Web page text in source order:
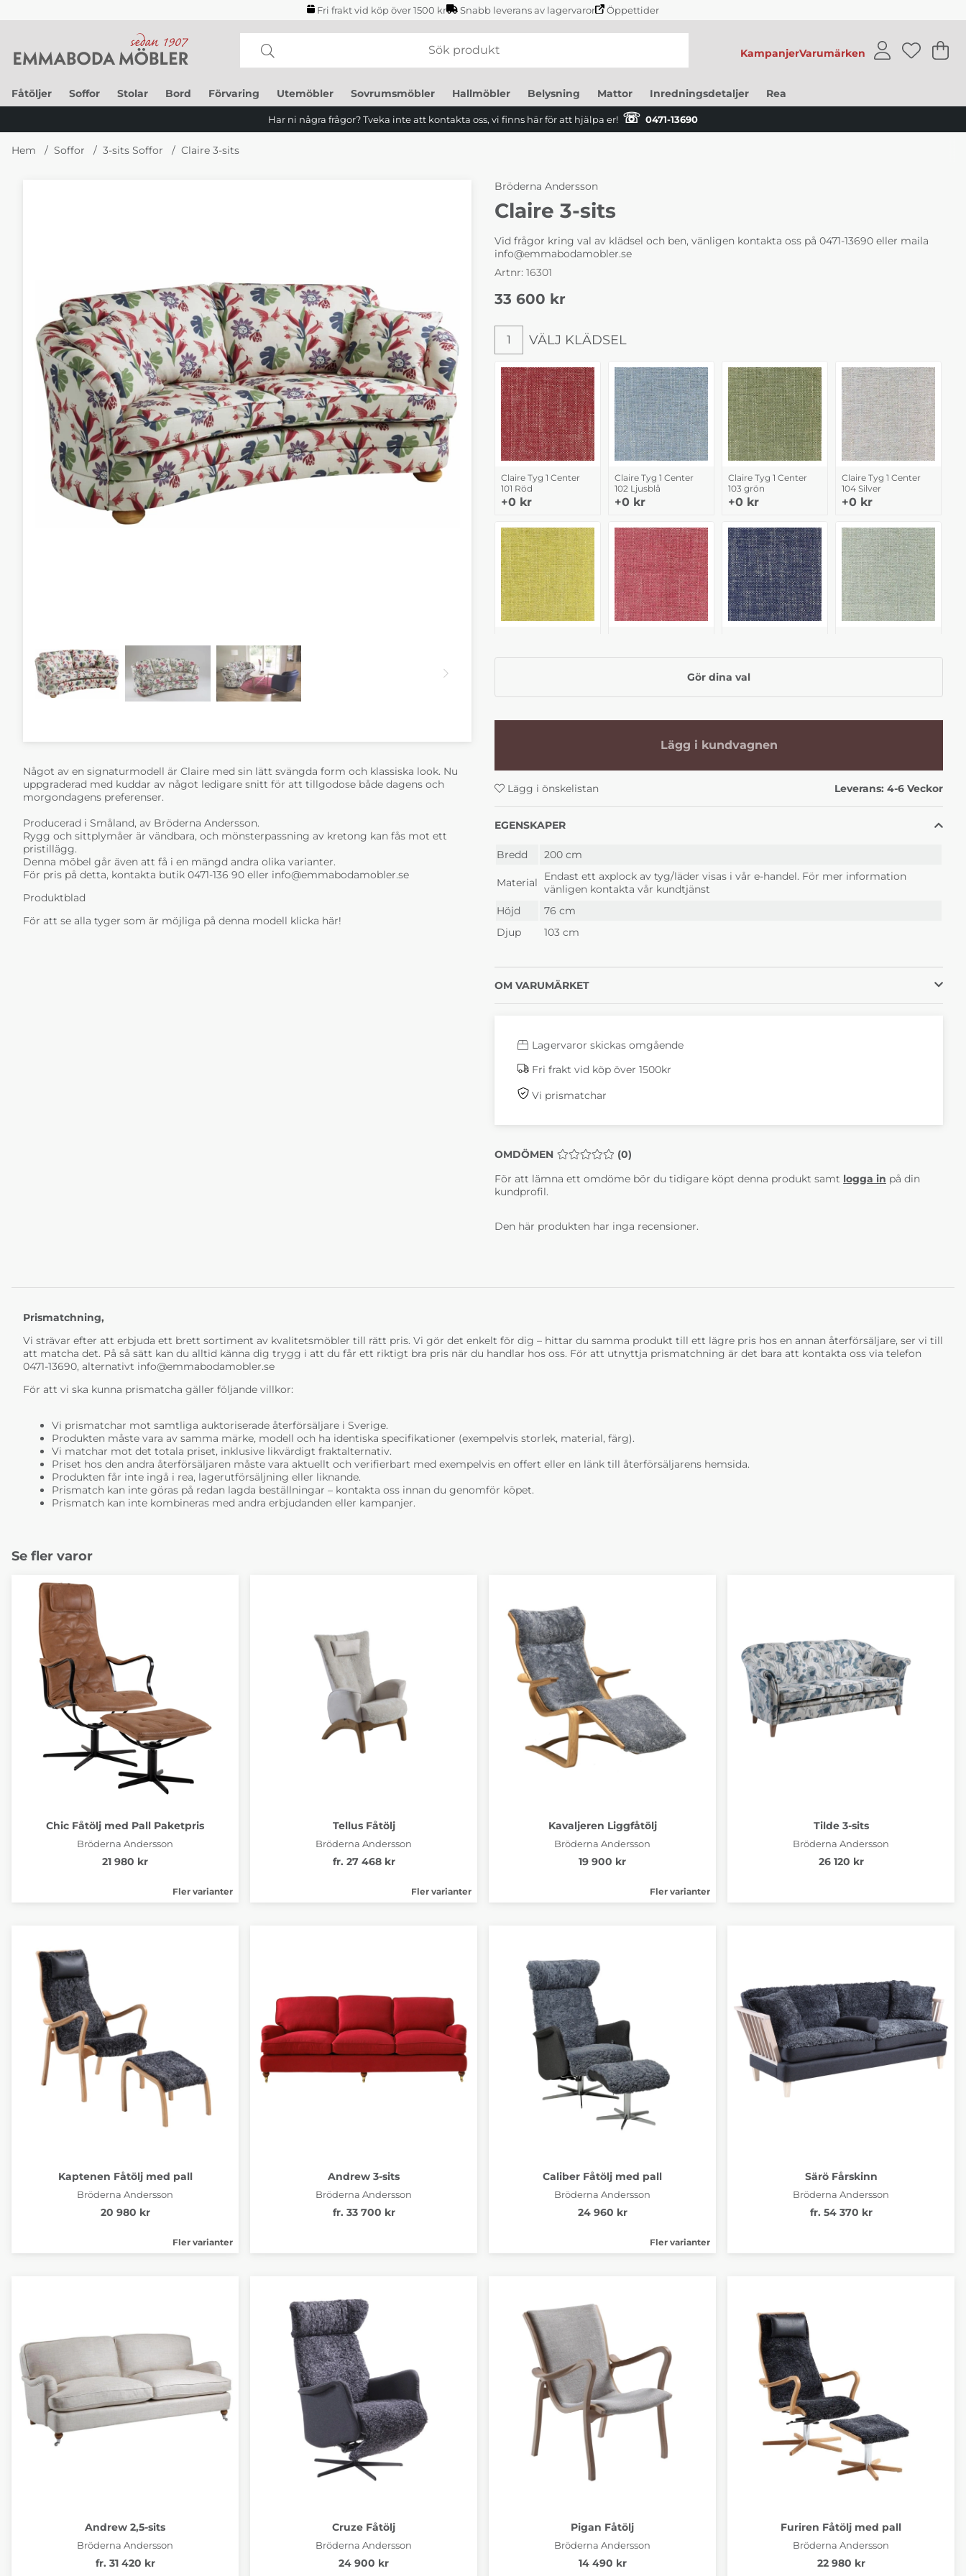
Fri frakt vid köp över 1500 kr Snabb leverans av lagervaror Öppettider
KampanjerVarumärken .
Fåtöljer Soffor Stolar Bord Förvaring Utemöbler Sovrumsmöbler Hallmöbler Belysning Mattor Inredningsdetaljer Rea
Har ni några frågor? Tveka inte att kontakta oss, vi finns här för att hjälpa er! ☏ 0471-13690
Hem Soffor 3-sits Soffor Claire 3-sits
Något av en signaturmodell är Claire med sin lätt svängda form och klassiska look. Nu
uppgraderad med kuddar av något ledigare snitt för att tillgodose både dagens och
morgondagens preferenser.
Producerad i Småland, av Bröderna Andersson.
Rygg och sittplymåer är vändbara, och mönsterpassning av kretong kan fås mot ett
pristillägg.
Denna möbel går även att få i en mängd andra olika varianter.
För pris på detta, kontakta butik 0471-136 90 eller info@emmabodamobler.se
Produktblad
För att se alla tyger som är möjliga på denna modell klicka här!
Bröderna Andersson
Claire 3-sits
Vid frågor kring val av klädsel och ben, vänligen kontakta oss på 0471-13690 eller maila
info@emmabodamobler.se
Artnr: 16301
33 600 kr
1 VÄLJ KLÄDSEL
Claire Tyg 1 Center
101 Röd
+0 kr
Claire Tyg 1 Center
102 Ljusblå
+0 kr
Claire Tyg 1 Center
103 grön
+0 kr
Claire Tyg 1 Center
104 Silver
+0 kr
+0 kr +0 kr +0 kr +0 kr
114 Grå
+0 kr
116 Beige
122 Mineral
126 Natur
05 Gul
+4 200 kr
09 Svart
16 Beige
22 Blå
002 Cream
003 Brown
006 Noce
012 Silk
Claire Läder Grand
+13 460 kr
Claire Läder Grand
+13 460 kr +13 460 kr
009 Black
+13 460 kr
Gör dina val
Lägg i kundvagnen
Lägg i önskelistan Leverans: 4-6 Veckor
EGENSKAPER
Bredd 200 cm
Material
Endast ett axplock av tyg/läder visas i vår e-handel. För mer information
vänligen kontakta vår kundtjänst
Höjd
76 cm
Djup
103 cm
OM VARUMÄRKET
Lagervaror skickas omgående
Fri frakt vid köp över 1500kr
Vi prismatchar
OMDÖMEN MEDELBETYG 0 AV 5 ANTAL BETYG 0
(0)
För att lämna ett omdöme bör du tidigare köpt denna produkt samt logga in på din
kundprofil.
Den här produkten har inga recensioner.
Prismatchning,
Vi strävar efter att erbjuda ett brett sortiment av kvalitetsmöbler till rätt pris. Vi gör det enkelt för dig – hittar du samma produkt till ett lägre pris hos en annan återförsäljare, ser vi till
att matcha det. På så sätt kan du alltid känna dig trygg i att du får ett riktigt bra pris när du handlar hos oss. För att utnyttja prismatchning är det bara att kontakta oss via telefon
0471-13690, alternativt info@emmabodamobler.se
För att vi ska kunna prismatcha gäller följande villkor:
Vi prismatchar mot samtliga auktoriserade återförsäljare i Sverige.
Produkten måste vara av samma märke, modell och ha identiska specifikationer (exempelvis storlek, material, färg).
Vi matchar mot det totala priset, inklusive likvärdigt fraktalternativ.
Priset hos den andra återförsäljaren måste vara aktuellt och verifierbart med exempelvis en offert eller en länk till återförsäljarens hemsida.
Produkten får inte ingå i rea, lagerutförsäljning eller liknande.
Prismatch kan inte göras på redan lagda beställningar – kontakta oss innan du genomför köpet.
Prismatch kan inte kombineras med andra erbjudanden eller kampanjer.
Se fler varor
Chic Fåtölj med Pall Paketpris
Bröderna Andersson
21 980 kr
Fler varianter
Tellus Fåtölj
Bröderna Andersson
fr. 27 468 kr
Fler varianter
Kavaljeren Liggfåtölj
Bröderna Andersson
19 900 kr
Fler varianter
Tilde 3-sits
Bröderna Andersson
26 120 kr
Kaptenen Fåtölj med pall
Bröderna Andersson
20 980 kr
Fler varianter
Andrew 3-sits
Bröderna Andersson
fr. 33 700 kr
Caliber Fåtölj med pall
Bröderna Andersson
24 960 kr
Fler varianter
Särö Fårskinn
Bröderna Andersson
fr. 54 370 kr
Andrew 2,5-sits
Bröderna Andersson
fr. 31 420 kr
Cruze Fåtölj
Bröderna Andersson
24 900 kr
Pigan Fåtölj
Bröderna Andersson
14 490 kr
Furiren Fåtölj med pall
Bröderna Andersson
22 980 kr